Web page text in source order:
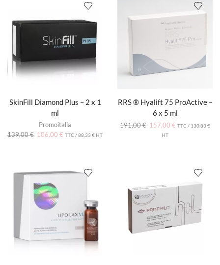
SkinFill Diamond Plus – 2 x 1
ml
Promoitalia
139,00€ 106,00 € TTC /88,33€ HT
RRS ® Hyalift 75 ProActive –
6 x 5 ml
191,00€ 157,00 € TTC / 130,83€
HT